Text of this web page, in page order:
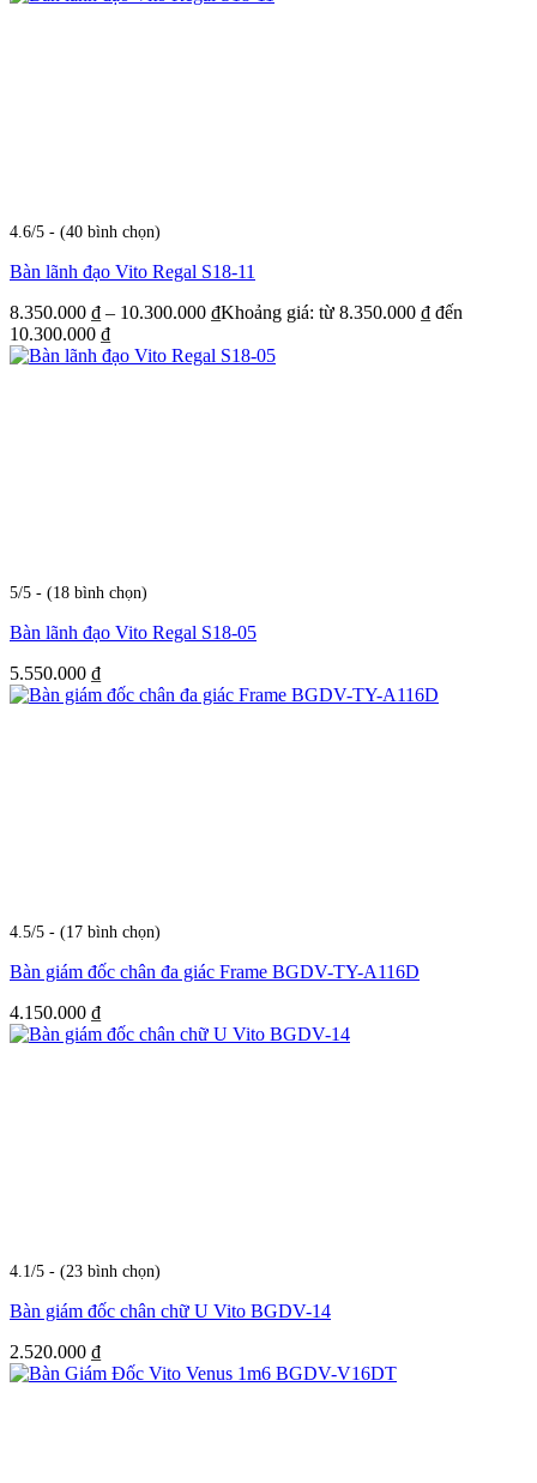
4.6/5 - (40 bình chọn)
Bàn lãnh đạo Vito Regal S18-11
8.350.000 ₫ – 10.300.000 ₫Khoảng giá: từ 8.350.000 ₫ đến
10.300.000 ₫
5/5 - (18 bình chọn)
Bàn lãnh đạo Vito Regal S18-05
5.550.000 ₫
4.5/5 - (17 bình chọn)
Bàn giám đốc chân đa giác Frame BGDV-TY-A116D
4.150.000 ₫
4.1/5 - (23 bình chọn)
Bàn giám đốc chân chữ U Vito BGDV-14
2.520.000 ₫